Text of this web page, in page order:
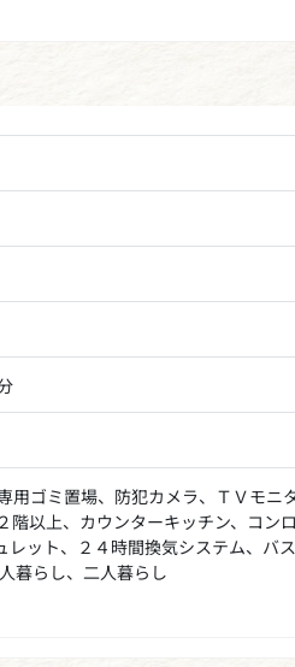
用ゴミ置場、防犯カメラ、ＴＶモニ
以上、カウンターキッチン、コン
ット、２４時間換気システム、バ
暮らし、二人暮らし